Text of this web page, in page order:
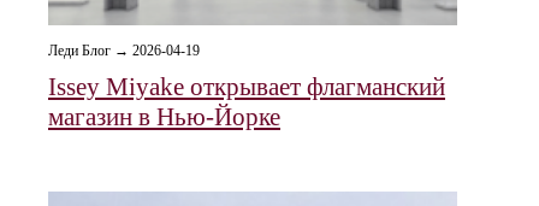
Леди Блог → 2026-04-19
Issey Miyake открывает флагманский
магазин в Нью-Йорке